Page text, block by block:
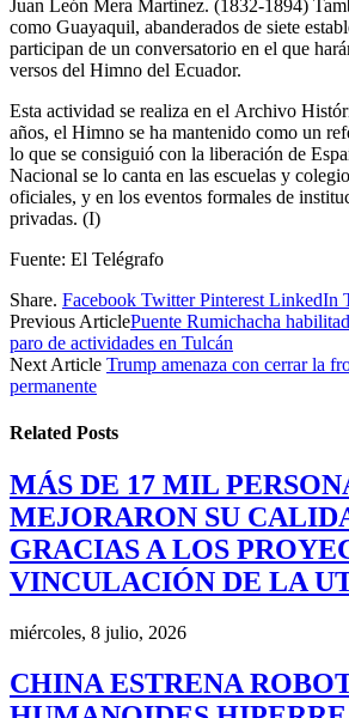
Juan León Mera Martínez. (1832-1894)
como Guayaquil, abanderados de siete
participan de un conversatorio en el que
versos del Himno del Ecuador.
Esta actividad se realiza en el Archivo
años, el Himno se ha mantenido como un
lo que se consiguió con la liberación de
Nacional se lo canta en las escuelas y
oficiales, y en los eventos formales de
privadas. (I)
Fuente: El Telégrafo
Share. Facebook Twitter Pinterest LinkedIn
Previous ArticlePuente Rumichacha
paro de actividades en Tulcán
Next Article Trump amenaza con cerrar la
permanente
Related Posts
MÁS DE 17 MIL
MEJORARON SU
GRACIAS A LOS
VINCULACIÓN DE LA
miércoles, 8 julio, 2026
CHINA ESTRENA